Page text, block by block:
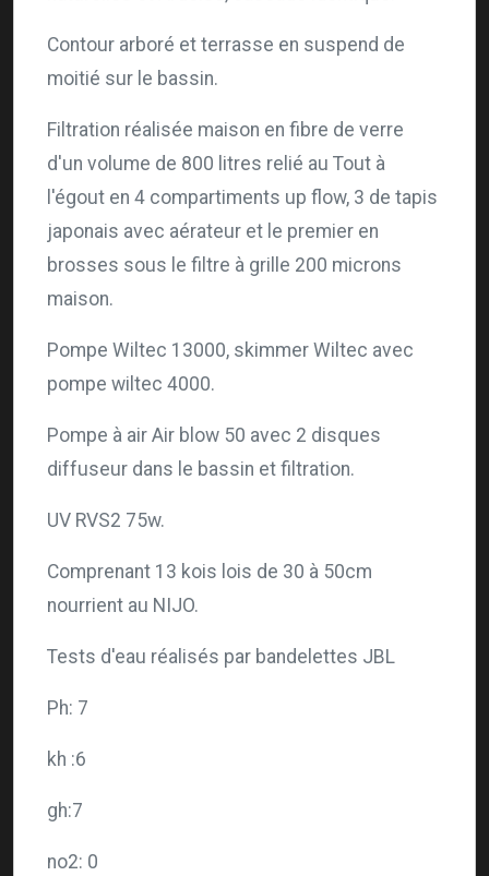
Contour arboré et terrasse en suspend de
moitié sur le bassin.
Filtration réalisée maison en fibre de verre
d'un volume de 800 litres relié au Tout à
l'égout en 4 compartiments up flow, 3 de tapis
japonais avec aérateur et le premier en
brosses sous le filtre à grille 200 microns
maison.
Pompe Wiltec 13000, skimmer Wiltec avec
pompe wiltec 4000.
Pompe à air Air blow 50 avec 2 disques
diffuseur dans le bassin et filtration.
UV RVS2 75w.
Comprenant 13 kois lois de 30 à 50cm
nourrient au NIJO.
Tests d'eau réalisés par bandelettes JBL
Ph: 7
kh :6
gh:7
no2: 0